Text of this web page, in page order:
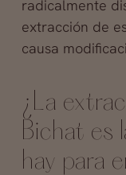
radicalmente
extracción de
causa
¿La
Bichat es
hay para